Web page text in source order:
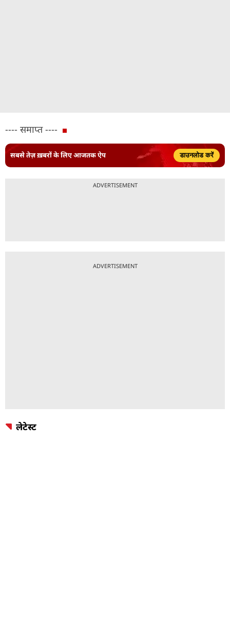
---- समाप्त ----
सबसे तेज़ ख़बरों के लिए आजतक ऐप डाउनलोड करें
ADVERTISEMENT
ADVERTISEMENT
लेटेस्ट